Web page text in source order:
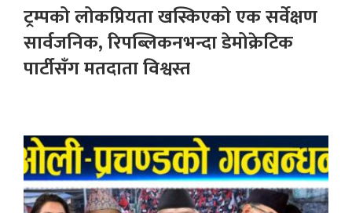
ट्रम्पको लोकप्रियता खस्किएको एक सर्वेक्षण
सार्वजनिक, रिपब्लिकनभन्दा डेमोक्रेटिक
पार्टीसँग मतदाता विश्वस्त